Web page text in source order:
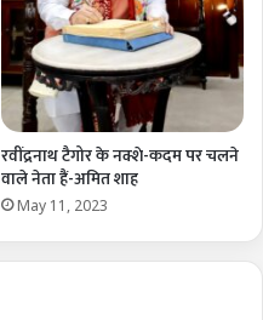
रवींद्रनाथ टैगोर के नक्शे-कदम पर चलने
वाले नेता हैं-अमित शाह
May 11, 2023